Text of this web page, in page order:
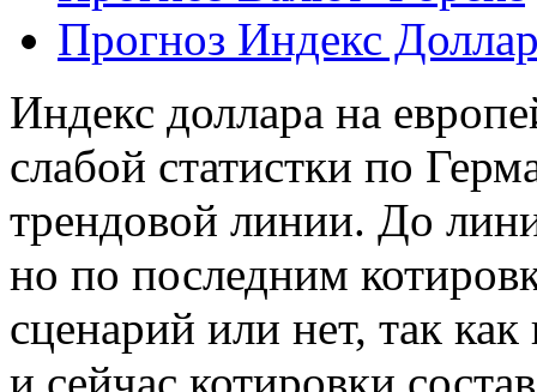
Прогноз Индекс
Индекс доллара на
слабой статистки по
трендовой линии. До
но по последним
сценарий или нет, так